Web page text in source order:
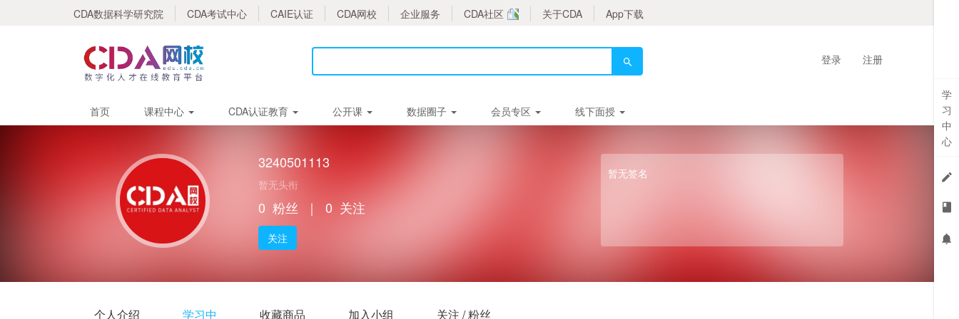
CDA数据科学研究院 CDA考试中心 CAIE认证 CDA网校 企业服务 CDA社区 关于CDA App下载
登录 注册
首页 课程中心 CDA认证教育 公开课 数据圈子 会员专区 线下面授
3240501113
暂无头衔
0 粉丝 ｜ 0 关注
关注
暂无签名
个人介绍 学习中 收藏商品 加入小组 关注 / 粉丝
学
习
中
心